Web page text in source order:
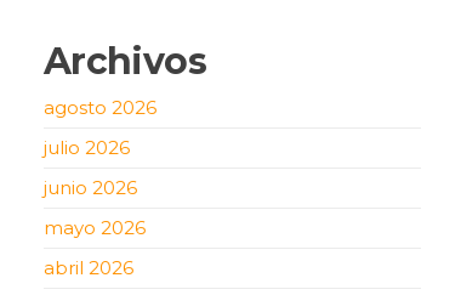
Archivos
agosto 2026
julio 2026
junio 2026
mayo 2026
abril 2026